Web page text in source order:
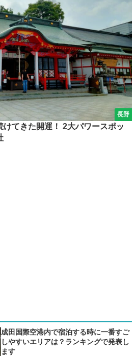
長野
てきた開運！ 2大パワースポッ
成田国際空港内で宿泊する時に一番すご
しやすいエリアは？ランキングで発表し
ます